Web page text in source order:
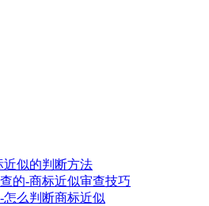
近似的判断方法
的-商标近似审查技巧
怎么判断商标近似